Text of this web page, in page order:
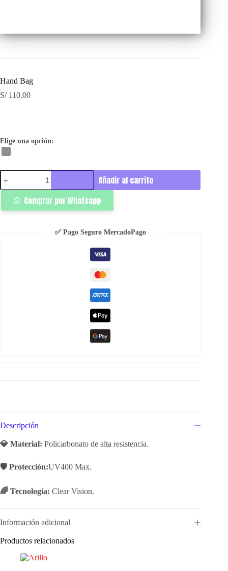
Hand Bag
S/110.00
Elige una opción:
Hand
Bag
cantidad
Añadir al carrito
Comprar por Whatsapp
✅ Pago Seguro MercadoPago
Descripción
💎 Material: Policarbonato de alta resistencia.
🛡️ Protección:UV400 Max.
🌈 Tecnología: Clear Vision.
Información adicional
Productos relacionados